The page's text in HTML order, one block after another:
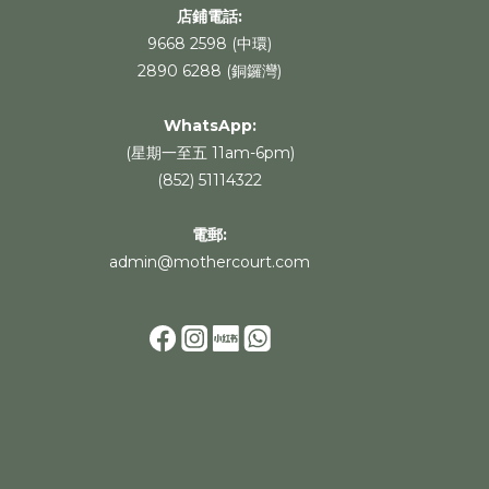
店鋪電話:
9668 2598 (中環)
2890 6288 (銅鑼灣)
WhatsApp:
(星期一至五 11am-6pm)
(852) 51114322
電郵:
admin@mothercourt.com